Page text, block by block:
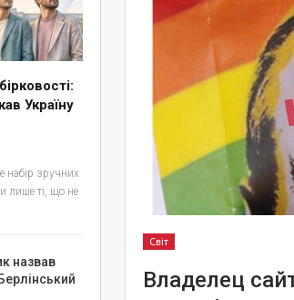
Світ
Владелец
Україну
набір зручних
лише ті, що не
назвав